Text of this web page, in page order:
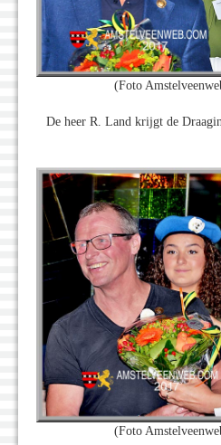
(Foto
De heer R. Land krijgt de
(Foto